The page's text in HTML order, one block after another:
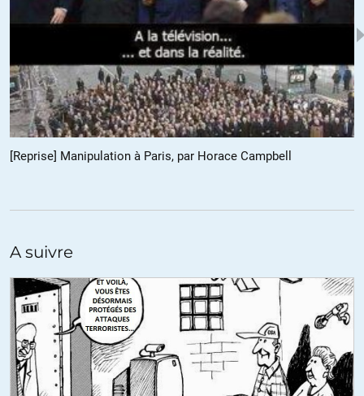
pouvoir progresser aussi en continuant des cours du soir.
Malheureusement, je n’ai jamais pu suivre des cours niveau
universitaire, ni avoir suffisamment de moyens financiers (et du
courage) pour me consacrer aux études car je doutais beaucoup
de moi. Il me manquait aussi un niveau intermédiaire pour le faire.
Bref, je remercie encore ce milieu USA qui m’avait permis de
développer mes compétences qui n’ont jamais été reconnues
ailleurs et qui ne le sont plus à l’heure actuelle des super diplômés.
Malgré tout c’est grâce à cette ambiance passée et cette
de rencontrer la « résilience » qui nous permet de rester ouvert et
remercie aussi) et tant d’autres.
ALERTER
Louve Bleue// 04.02.2015 à 11h06
Je n’habite pas le 93, je ne suis pas musulmane ni immigrée, ni
défavorisée socialement. He bien je peux vous dire que ces
[Reprise] Manipulation à Paris, par Horace Campbell
A suivre